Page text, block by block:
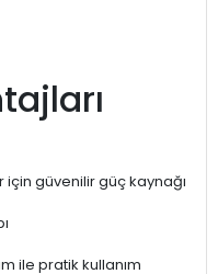
güvenilir güç kaynağı
ile pratik kullanım